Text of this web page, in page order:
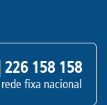
226 158 158
fixa nacional